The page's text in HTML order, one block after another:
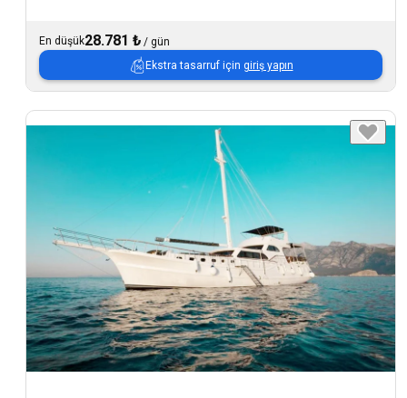
En düşük28.781 ₺ / gün
Ekstra tasarruf için giriş yapın